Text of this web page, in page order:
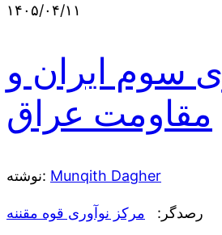
۱۴۰۵/۰۴/۱۱
سوم ایران و
مقاومت عراق
نوشته: Munqith Dagher
رصدگر: مرکز نوآوری قوه مقننه